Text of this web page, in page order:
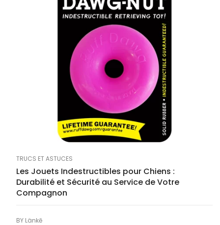
TRUCS ET ASTUCES
Les Jouets Indestructibles pour Chiens :
Durabilité et Sécurité au Service de Votre
Compagnon
BY Länkē